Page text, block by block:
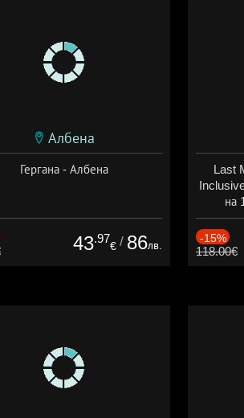
Албена
Гергана - Албена
43.97
€ / 86лв.
Last
на
-15%
118.00€